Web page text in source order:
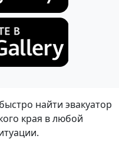
найти эвакуатор
края в любой